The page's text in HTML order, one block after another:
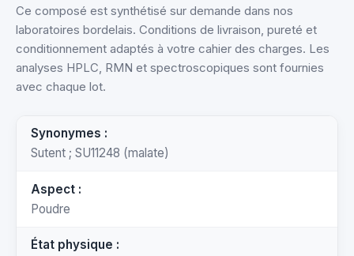
Ce composé est synthétisé sur demande dans nos
laboratoires bordelais. Conditions de livraison, pureté et
conditionnement adaptés à votre cahier des charges. Les
analyses HPLC, RMN et spectroscopiques sont fournies
avec chaque lot.
Synonymes :
Sutent ; SU11248 (malate)
Aspect :
Poudre
État physique :